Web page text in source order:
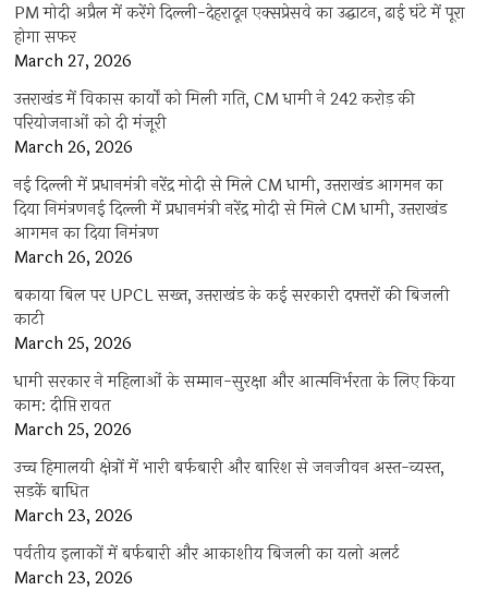
PM मोदी अप्रैल में करेंगे दिल्ली-देहरादून एक्सप्रेसवे का उद्घाटन, ढाई घंटे में पूरा
होगा सफर
March 27, 2026
उत्तराखंड में विकास कार्यों को मिली गति, CM धामी ने 242 करोड़ की
परियोजनाओं को दी मंजूरी
March 26, 2026
नई दिल्ली में प्रधानमंत्री नरेंद्र मोदी से मिले CM धामी, उत्तराखंड आगमन का
दिया निमंत्रणनई दिल्ली में प्रधानमंत्री नरेंद्र मोदी से मिले CM धामी, उत्तराखंड
आगमन का दिया निमंत्रण
March 26, 2026
बकाया बिल पर UPCL सख्त, उत्तराखंड के कई सरकारी दफ्तरों की बिजली
काटी
March 25, 2026
धामी सरकार ने महिलाओं के सम्मान-सुरक्षा और आत्मनिर्भरता के लिए किया
काम: दीप्ति रावत
March 25, 2026
उच्च हिमालयी क्षेत्रों में भारी बर्फबारी और बारिश से जनजीवन अस्त-व्यस्त,
सड़कें बाधित
March 23, 2026
पर्वतीय इलाकों में बर्फबारी और आकाशीय बिजली का यलो अलर्ट
March 23, 2026